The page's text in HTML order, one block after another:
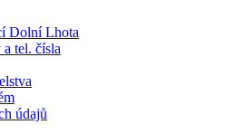
Dolní Lhota
tel. čísla
údajů